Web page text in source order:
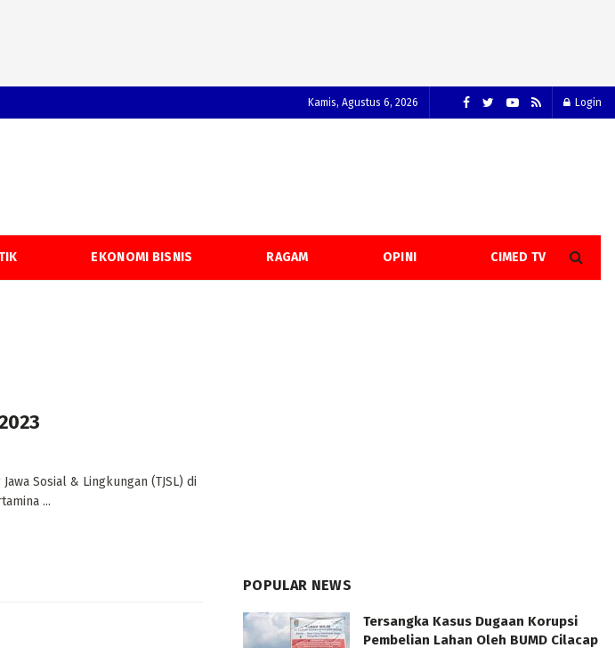
Kamis, Agustus 6, 2026 Login
EKONOMI BISNIS RAGAM OPINI CIMED TV
Sosial & Lingkungan (TJSL) di
...
POPULAR NEWS
Tersangka Kasus Dugaan Korupsi
Pembelian Lahan Oleh BUMD Cilacap